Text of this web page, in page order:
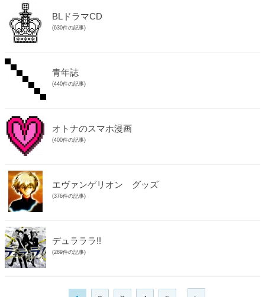
BLドラマCD
(630件の記事)
青年誌
(440件の記事)
オトナのスマホ漫画
(400件の記事)
エヴァンゲリオン グッズ
(376件の記事)
デュラララ!!
(289件の記事)